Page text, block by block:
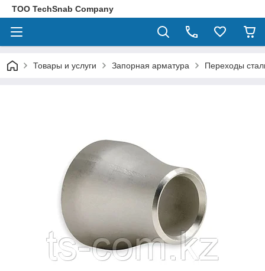
ТОО TechSnab Company
Товары и услуги Запорная арматура Переходы